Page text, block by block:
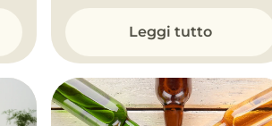
Leggi tutto